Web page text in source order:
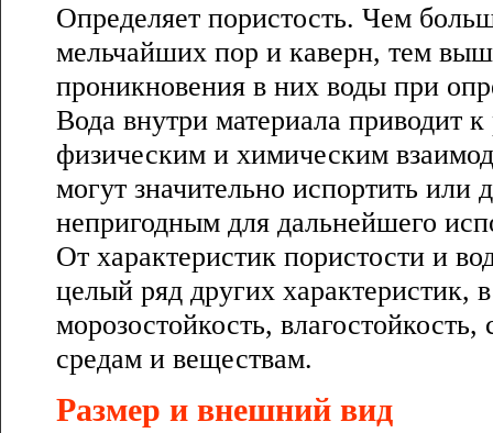
Определяет пористость. Чем
мельчайших пор и каверн, тем
проникновения в них воды при
Вода внутри материала приводит
физическим и химическим
могут значительно испортить или
непригодным для дальнейшего
От характеристик пористости и
целый ряд других характеристик,
морозостойкость,
средам и веществам.
Размер и внешний вид